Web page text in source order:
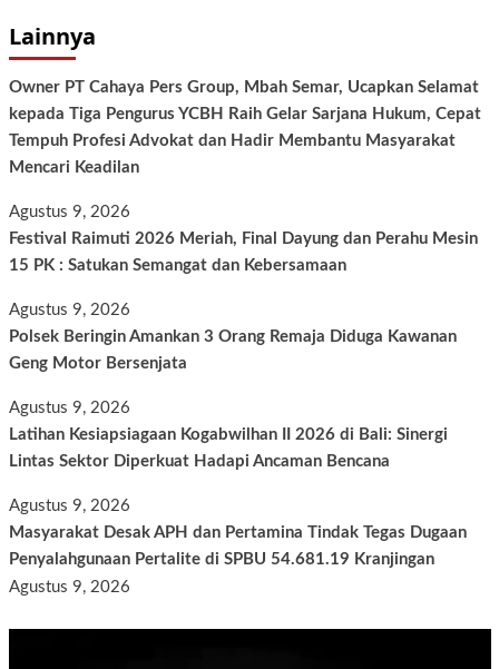
Lainnya
Owner PT Cahaya Pers Group, Mbah Semar, Ucapkan Selamat
kepada Tiga Pengurus YCBH Raih Gelar Sarjana Hukum, Cepat
Tempuh Profesi Advokat dan Hadir Membantu Masyarakat
Mencari Keadilan
Agustus 9, 2026
Festival Raimuti 2026 Meriah, Final Dayung dan Perahu Mesin
15 PK : Satukan Semangat dan Kebersamaan
Agustus 9, 2026
Polsek Beringin Amankan 3 Orang Remaja Diduga Kawanan
Geng Motor Bersenjata
Agustus 9, 2026
Latihan Kesiapsiagaan Kogabwilhan II 2026 di Bali: Sinergi
Lintas Sektor Diperkuat Hadapi Ancaman Bencana
Agustus 9, 2026
Masyarakat Desak APH dan Pertamina Tindak Tegas Dugaan
Penyalahgunaan Pertalite di SPBU 54.681.19 Kranjingan
Agustus 9, 2026